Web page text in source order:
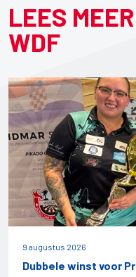
LEES
WDF
9 augustus 2026
Dubbele winst voor